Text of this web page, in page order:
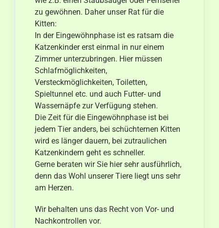
zu gewöhnen. Daher unser Rat für die
Kitten:
In der Eingewöhnphase ist es ratsam die
Katzenkinder erst einmal in nur einem
Zimmer unterzubringen. Hier müssen
Schlafmöglichkeiten,
Versteckmöglichkeiten, Toiletten,
Spieltunnel etc. und auch Futter- und
Wassernäpfe zur Verfügung stehen.
Die Zeit für die Eingewöhnphase ist bei
jedem Tier anders, bei schüchternen Kitten
wird es länger dauern, bei zutraulichen
Katzenkindern geht es schneller.
Gerne beraten wir Sie hier sehr ausführlich,
denn das Wohl unserer Tiere liegt uns sehr
am Herzen.
Wir behalten uns das Recht von Vor- und
Nachkontrollen vor.